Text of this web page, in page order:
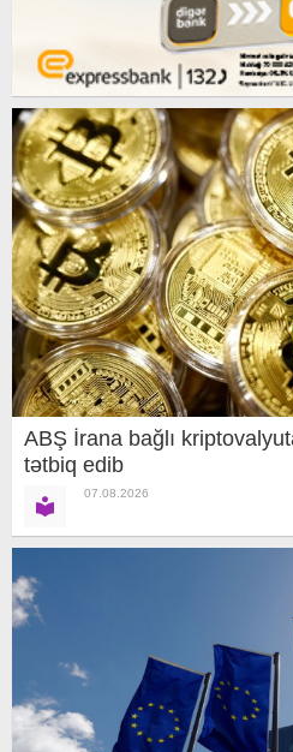
ABŞ İrana bağlı
tətbiq edib
07.08.2026